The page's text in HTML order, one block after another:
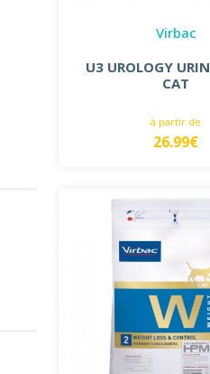
Virbac
U3 UROLOGY
CAT
à partir de
26.99€